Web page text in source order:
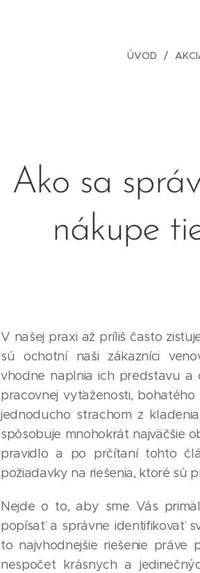
ÚVOD
Ako sa
nákupe
V našej praxi až príliš často
sú ochotní naši zákazníci
vhodne naplnia ich predstavu a
pracovnej vyťaženosti,
jednoducho strachom z
spôsobuje mnohokrát najväčšie
pravidlo a po prčítaní tohto
požiadavky na riešenia, ktoré sú
Nejde o to, aby sme Vás
popísať a správne identifikovať
to najvhodnejšie riešenie
nespočet krásnych a